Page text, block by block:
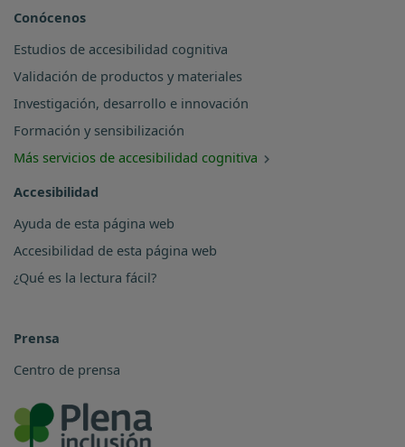
Conócenos
Estudios de accesibilidad cognitiva
Validación de productos y materiales
Investigación, desarrollo e innovación
Formación y sensibilización
Más servicios de accesibilidad cognitiva
Accesibilidad
Ayuda de esta página web
Accesibilidad de esta página web
¿Qué es la lectura fácil?
Prensa
Centro de prensa